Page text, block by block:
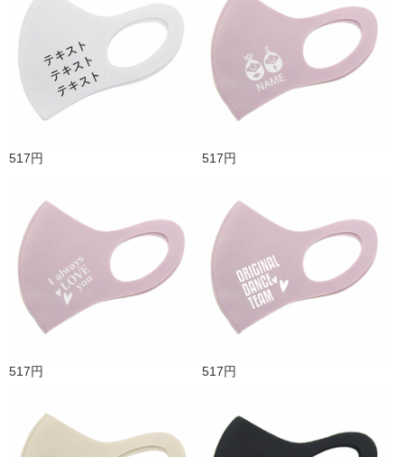
517円 517円
517円 517円